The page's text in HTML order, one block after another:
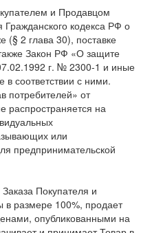
и Продавцом
кодекса РФ о
(§ 2 глава 30), поставке
Закон РФ «О защите
г. № 2300-1 и иные
соответствии с ними.
потребителей» от
распространяется на
или
предпринимательской
Покупателя и
в размере 100%, продает
опубликованными на